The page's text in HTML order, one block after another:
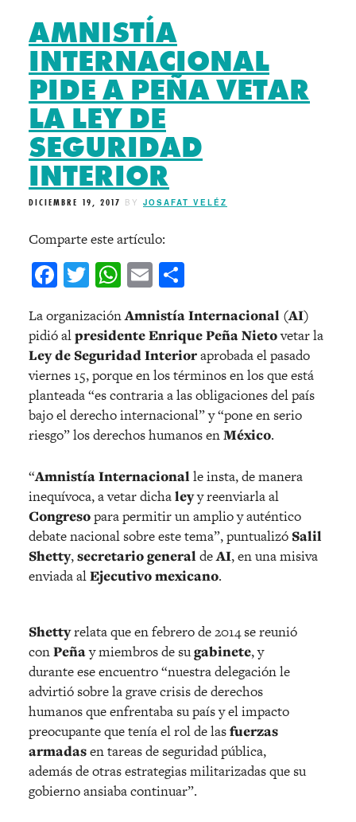
AMNISTÍA
INTERNACIONAL
PIDE A PEÑA VETAR
LA LEY DE
SEGURIDAD
INTERIOR
DICIEMBRE 19, 2017 BY JOSAFAT VELÉZ
Comparte este artículo:
Facebook
Twitter
WhatsApp
Email
La organizaciónAmnistía Internacional (AI)
pidió alpresidente Enrique Peña Nietovetar la
Ley de Seguridad Interioraprobada el pasado
viernes 15, porque en los términos en los que está
planteada “es contraria a las obligaciones del país
bajo el derecho internacional” y “pone en serio
riesgo” los derechos humanos enMéxico.
“Amnistía Internacional le insta, de manera
inequívoca, a vetar dichaleyy reenviarla al
Congresopara permitir un amplio y auténtico
debate nacional sobre este tema”, puntualizó Salil
Shetty,secretario general deAI, en una misiva
enviada alEjecutivo mexicano.
Shettyrelata que en febrero de 2014 se reunió
conPeñay miembros de sugabinete, y
durante ese encuentro “nuestra delegación le
advirtió sobre la grave crisis de derechos
humanos que enfrentaba su país y el impacto
preocupante que tenía el rol de lasfuerzas
armadasen tareas de seguridad pública,
además de otras estrategias militarizadas que su
gobierno ansiaba continuar”.